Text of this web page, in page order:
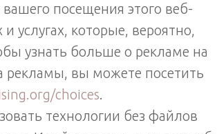
посещения этого веб-
услугах, которые, вероятно,
узнать больше о рекламе на
рекламы, вы можете посетить
choices.
технологии без файлов